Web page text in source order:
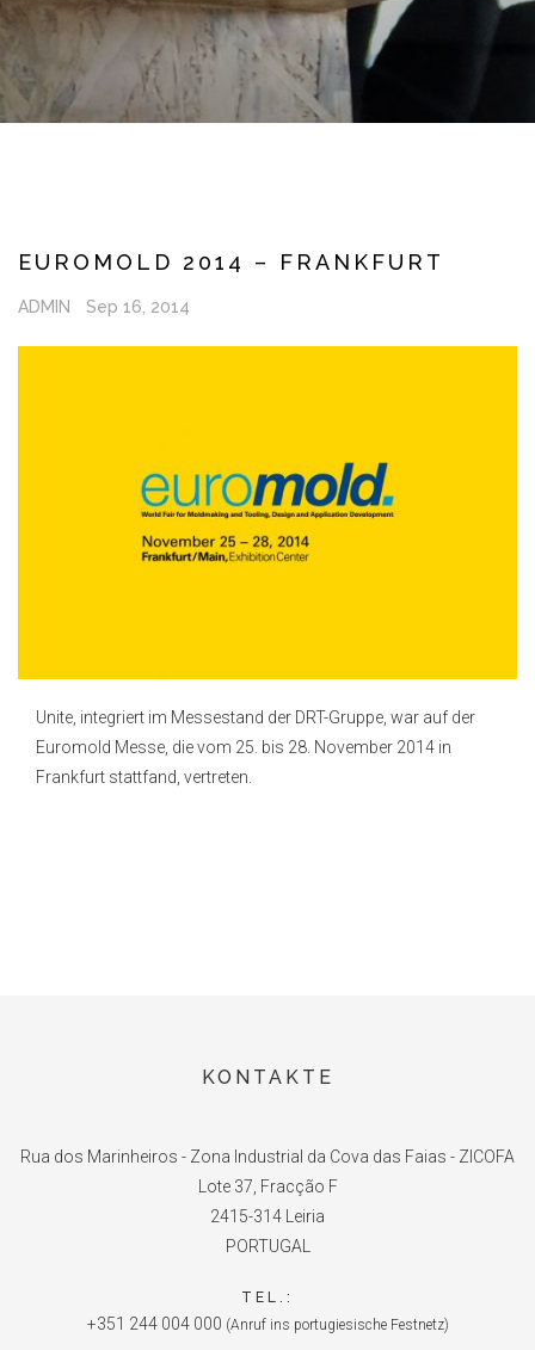
EUROMOLD 2014 – FRANKFURT
ADMIN Sep 16, 2014
Unite, integriert im Messestand der DRT-Gruppe, war auf der
Euromold Messe, die vom 25. bis 28. November 2014 in
Frankfurt stattfand, vertreten.
KONTAKTE
Rua dos Marinheiros - Zona Industrial da Cova das Faias - ZICOFA
Lote 37, Fracção F
2415-314 Leiria
PORTUGAL
TEL.:
+351 244 004 000 (Anruf ins portugiesische Festnetz)